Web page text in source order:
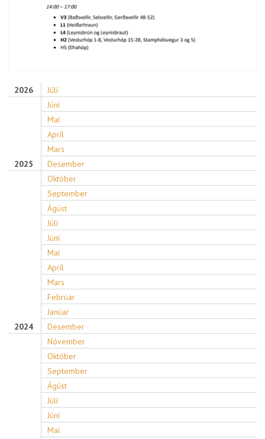
2026
Júlí
Júní
Maí
Apríl
Mars
2025
Desember
Október
September
Ágúst
Júlí
Júní
Maí
Apríl
Mars
Febrúar
Janúar
2024
Desember
Nóvember
Október
September
Ágúst
Júlí
Júní
Maí